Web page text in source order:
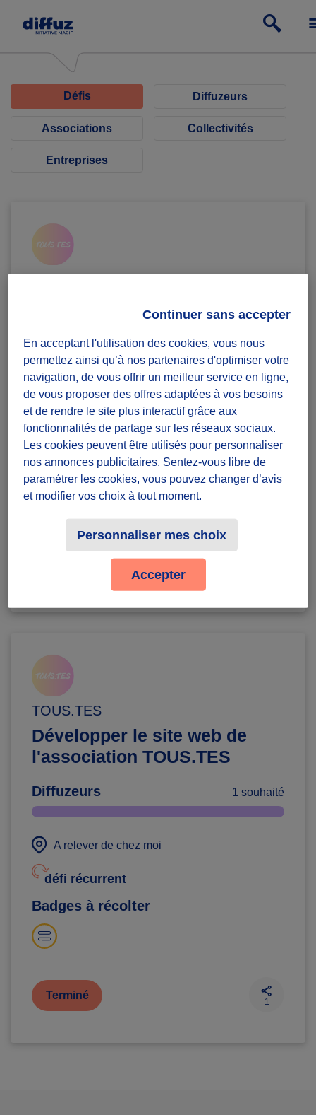
Défis Diffuzeurs
Associations Collectivités
Entreprises
TOUS.TES
Diffuzeurs 1 souhaité
A relever de chez moi
défi récurrent
Badges à récolter
TOUS.TES
Développer le site web de
l'association TOUS.TES
Diffuzeurs 1 souhaité
A relever de chez moi
défi récurrent
Badges à récolter
Terminé
1
En acceptant l'utilisation des cookies, vous nous
permettez ainsi qu’à nos partenaires d'optimiser votre
navigation, de vous offrir un meilleur service en ligne,
de vous proposer des offres adaptées à vos besoins
et de rendre le site plus interactif grâce aux
fonctionnalités de partage sur les réseaux sociaux.
Les cookies peuvent être utilisés pour personnaliser
nos annonces publicitaires. Sentez-vous libre de
paramétrer les cookies, vous pouvez changer d’avis
et modifier vos choix à tout moment.
Personnaliser mes choix
Continuer sans accepter
Accepter